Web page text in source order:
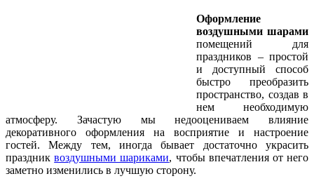
Оформление
воздушными шарами
помещений для
праздников – простой
и доступный способ
быстро преобразить
пространство, создав в
нем необходимую
атмосферу. Зачастую мы недооцениваем влияние
декоративного оформления на восприятие и настроение
гостей. Между тем, иногда бывает достаточно украсить
праздниквоздушными шариками, чтобы впечатления от него
заметно изменились в лучшую сторону.